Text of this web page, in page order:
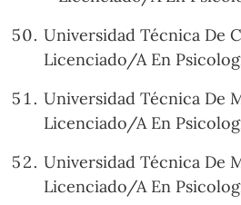
Universidad Técnica De
Licenciado/A En
Universidad Técnica De
Licenciado/A En
Universidad Técnica De
Licenciado/A En